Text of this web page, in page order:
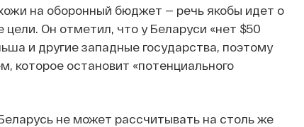
на оборонный бюджет — речь якобы идет о
цели. Он отметил, что у Беларуси «нет $50
и другие западные государства, поэтому
которое остановит «потенциального
не может рассчитывать на столь же